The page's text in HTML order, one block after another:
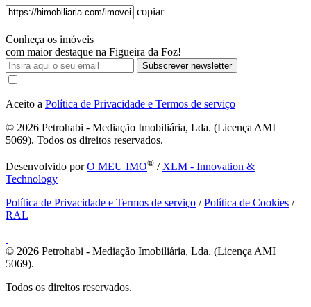
copiar
Conheça os imóveis
com maior destaque na Figueira da Foz!
Subscrever newsletter
Aceito a Política de Privacidade e Termos de serviço
© 2026 Petrohabi - Mediação Imobiliária, Lda. (Licença AMI
5069). Todos os direitos reservados.
Desenvolvido porO MEU IMO® / XLM - Innovation &
Technology
Política de Privacidade e Termos de serviço /Política de Cookies /
RAL
© 2026 Petrohabi - Mediação Imobiliária, Lda. (Licença AMI
5069).
Todos os direitos reservados.